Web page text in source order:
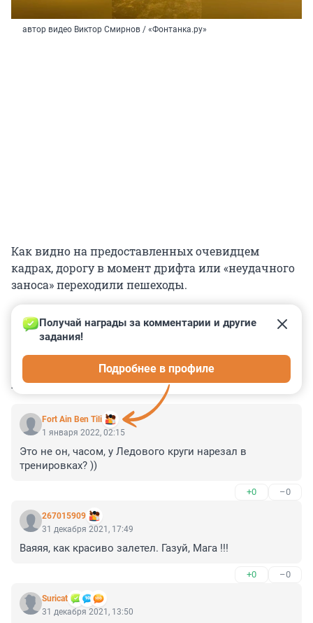
автор видео Виктор Смирнов / «Фонтанка.ру»
Как видно на предоставленных очевидцем
кадрах, дорогу в момент дрифта или «неудачного
заноса» переходили пешеходы.
КОММЕНТАРИИ 18
Fort Ain Ben Tili
Получай награды за комментарии и другие
задания!
Подробнее в профиле
1 января 2022, 02:15
Это не он, часом, у Ледового круги нарезал в
тренировках? ))
+0 –0
267015909
31 декабря 2021, 17:49
Ваяяя, как красиво залетел. Газуй, Мага !!!
+0 –0
Suricat
31 декабря 2021, 13:50